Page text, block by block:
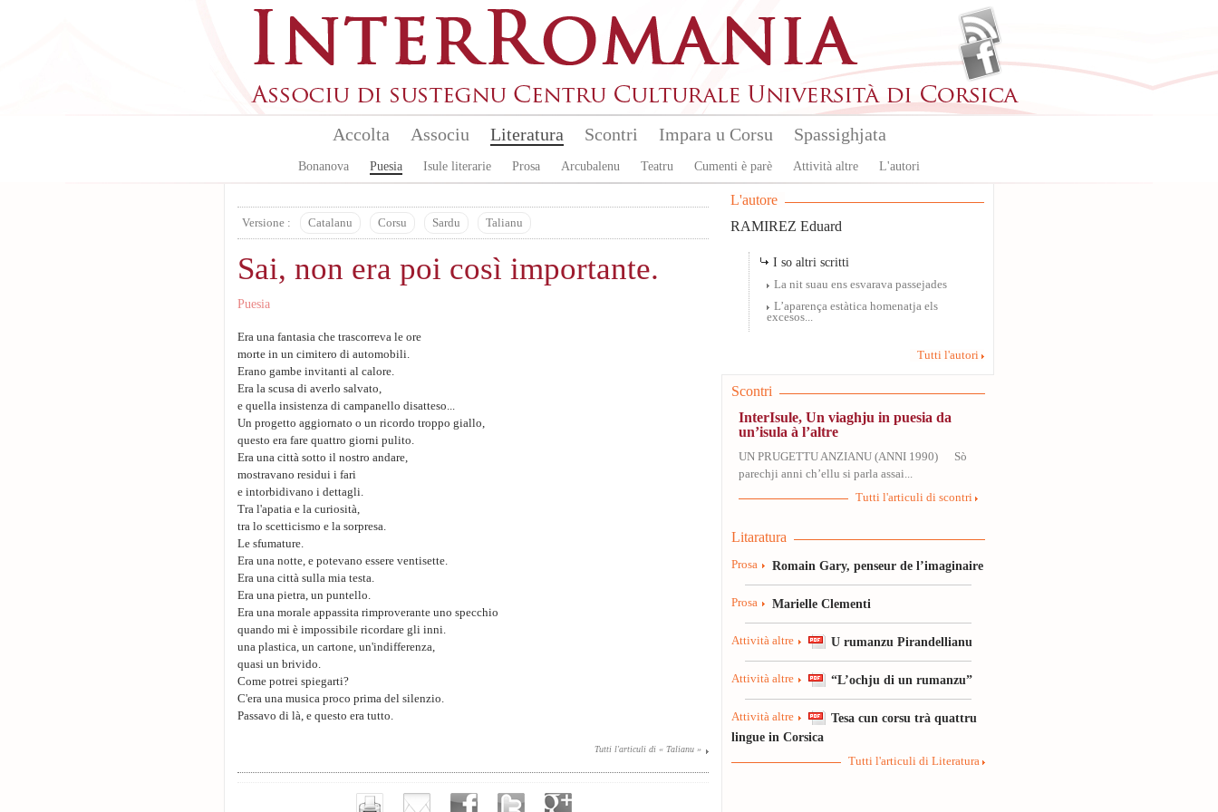
Accolta Associu Literatura
Bonanova Puesia Isule literarie Prosa Arcubalenu Teatru Cumenti è parè Attività altre L'autori
Scontri Impara u Corsu Spassighjata
Versione : Catalanu Corsu Sardu Talianu
Sai, non era poi così importante.
Puesia
Era una fantasia che trascorreva le ore
morte in un cimitero di automobili.
Erano gambe invitanti al calore.
Era la scusa di averlo salvato,
e quella insistenza di campanello disatteso...
Un progetto aggiornato o un ricordo troppo giallo,
questo era fare quattro giorni pulito.
Era una città sotto il nostro andare,
mostravano residui i fari
e intorbidivano i dettagli.
Tra l'apatia e la curiosità,
tra lo scetticismo e la sorpresa.
Le sfumature.
Era una notte, e potevano essere ventisette.
Era una città sulla mia testa.
Era una pietra, un puntello.
Era una morale appassita rimproverante uno specchio
quando mi è impossibile ricordare gli inni.
una plastica, un cartone, un'indifferenza,
quasi un brivido.
Come potrei spiegarti?
C'era una musica proco prima del silenzio.
Passavo di là, e questo era tutto.
Tutti l'articuli di « Talianu »
L'autore
RAMIREZ Eduard
I so altri scritti
La nit suau ens esvarava passejades
L’aparença estàtica homenatja els
excesos...
Tutti l'autori
Scontri
InterIsule, Un viaghju in puesia da
un’isula à l’altre
UN PRUGETTU ANZIANU (ANNI 1990) Sò
parechji anni ch’ellu si parla assai...
Tutti l'articuli di scontri
Litaratura
Prosa Romain Gary, penseur de l’imaginaire
Prosa Marielle Clementi
Attività altre U rumanzu Pirandellianu
Attività altre “L’ochju di un rumanzu”
Attività altre
Tesa cun corsu trà quattru
lingue in Corsica
Tutti l'articuli di Literatura